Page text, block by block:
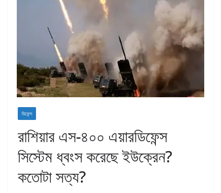
ডিফেন্স
রাশিয়ার এস-৪০০ এয়ারডিফেন্স
সিস্টেম ধ্বংস করেছে ইউক্রেন?
কতোটা সত্য?